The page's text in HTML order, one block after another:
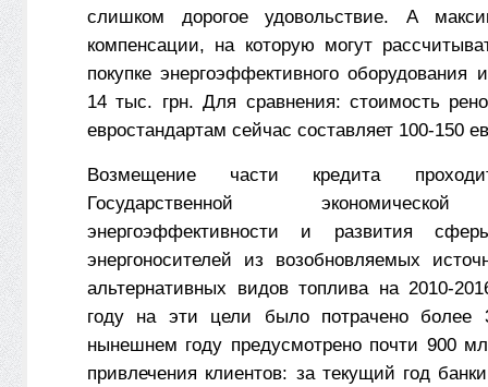
слишком дорогое удовольствие. А
компенсации, на которую могут
покупке энергоэффективного
14 тыс. грн. Для сравнения: стоимость
евростандартам сейчас составляет 100-150
Возмещение части кредита
Государственной
энергоэффективности и развития
энергоносителей из возобновляемых
альтернативных видов топлива на 2010-
году на эти цели было потрачено
нынешнем году предусмотрено почти 900
привлечения клиентов: за текущий год